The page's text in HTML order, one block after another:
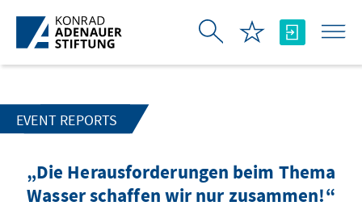
Skip to Main Content
EVENT REPORTS
„Die Herausforderungen beim Thema
Wasser schaffen wir nur zusammen!“